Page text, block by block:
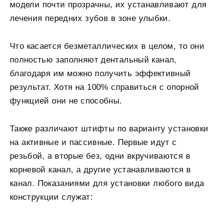
модели почти прозрачны, их устанавливают для
лечения передних зубов в зоне улыбки.
Что касается безметаллических в целом, то они
полностью заполняют дентальный канал,
благодаря им можно получить эффективный
результат. Хотя на 100% справиться с опорной
функцией они не способны.
Также различают штифты по варианту установки
на активные и пассивные. Первые идут с
резьбой, а вторые без, одни вкручиваются в
корневой канал, а другие устанавливаются в
канал. Показаниями для установки любого вида
конструкции служат: